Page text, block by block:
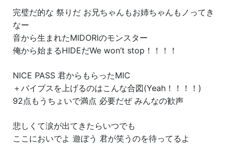
完璧だ的な 祭りだ お兄ちゃんもお姉ちゃんもノってき
なー
音から生まれたMIDORIのモンスター
俺から始まるHIDEだWe won’t stop！！！！
NICE PASS 君からもらったMIC
＋バイブスを上げるのはこんな合図(Yeah！！！！)
92点もうちょいで満点 必要だぜ みんなの歓声
悲しくて涙が出てきたらいつでも
ここにおいでよ 遊ぼう 君が笑うのを待ってるよ